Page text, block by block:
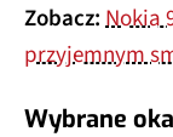
Zobacz:Nokia
przyjemnym
Wybrane